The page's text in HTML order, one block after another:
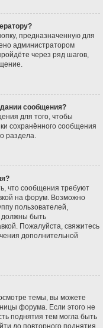
предназначенную для
администратором
через ряд шагов,
сообщения?
для того, чтобы
сохранённого сообщения
раздела.
что сообщения требуют
на форум. Возможно
пользователей,
должны быть
Пожалуйста, свяжитесь
дополнительной
темы, вы можете
форума. Если этого не
поднятия тем могла быть
до повторного поднятия